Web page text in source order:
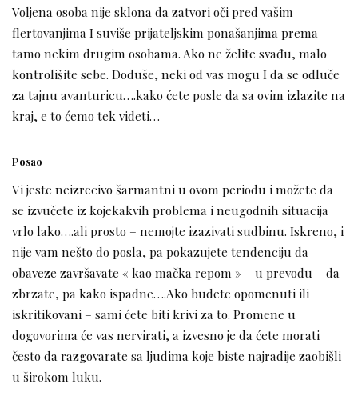
Voljena osoba nije sklona da zatvori oči pred vašim
flertovanjima I suviše prijateljskim ponašanjima prema
tamo nekim drugim osobama. Ako ne želite svađu, malo
kontrolišite sebe. Doduše, neki od vas mogu I da se odluče
za tajnu avanturicu….kako ćete posle da sa ovim izlazite na
kraj, e to ćemo tek videti…
Posao
Vi jeste neizrecivo šarmantni u ovom periodu i možete da
se izvučete iz kojekakvih problema i neugodnih situacija
vrlo lako….ali prosto – nemojte izazivati sudbinu. Iskreno, i
nije vam nešto do posla, pa pokazujete tendenciju da
obaveze završavate « kao mačka repom » – u prevodu – da
zbrzate, pa kako ispadne….Ako budete opomenuti ili
iskritikovani – sami ćete biti krivi za to. Promene u
dogovorima će vas nervirati, a izvesno je da ćete morati
često da razgovarate sa ljudima koje biste najradije zaobišli
u širokom luku.